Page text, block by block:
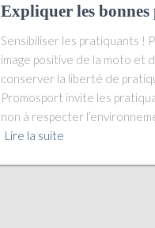
Expliquer les
Sensibiliser les pratiquants !
image positive de la moto et
conserver la liberté de
Promosport invite les
non à respecter
Lire la suite